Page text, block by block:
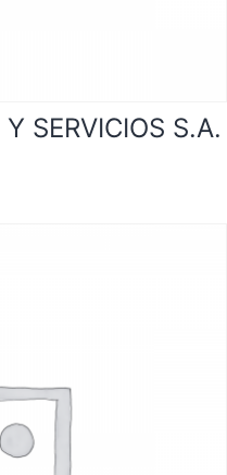
SERVICIOS S.A.